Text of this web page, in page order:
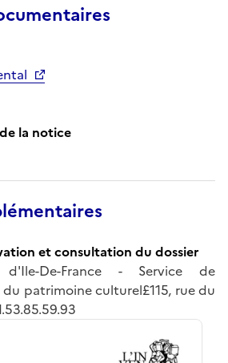
la notice
et consultation du dossier
d'Ile-De-France - Service de
patrimoine culturel£115, rue du